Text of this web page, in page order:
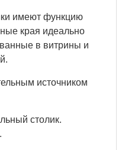
имеют функцию
края идеально
в витрины и
источником
столик.